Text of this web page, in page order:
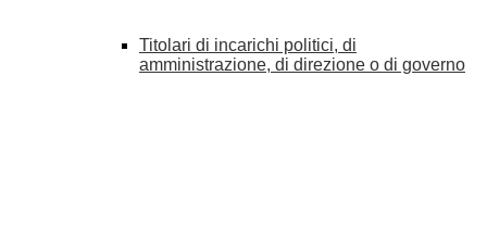
Titolari di incarichi politici, di
amministrazione, di direzione o di governo